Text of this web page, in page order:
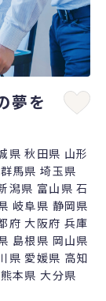
夢を
県 秋田県 山形
馬県 埼玉県
潟県 富山県 石
岐阜県 静岡県
府 大阪府 兵庫
島根県 岡山県
県 愛媛県 高知
本県 大分県